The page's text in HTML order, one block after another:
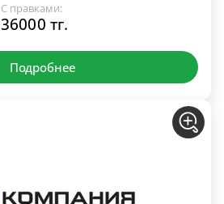
С правками:
36000 тг.
Подробнее